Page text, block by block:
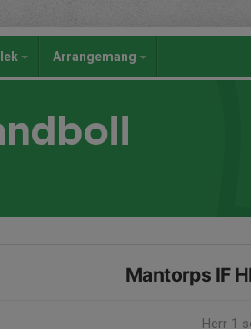
Arrangemang
Mantorps IF
Herr 1